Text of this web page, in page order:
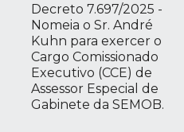
Decreto 7.697/2025 -
Nomeia o Sr. André
Kuhn para exercer o
Cargo Comissionado
Executivo (CCE) de
Assessor Especial de
Gabinete da SEMOB.